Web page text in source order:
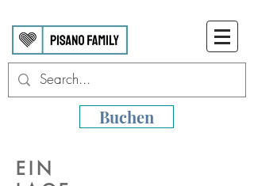
Buchen
EIN